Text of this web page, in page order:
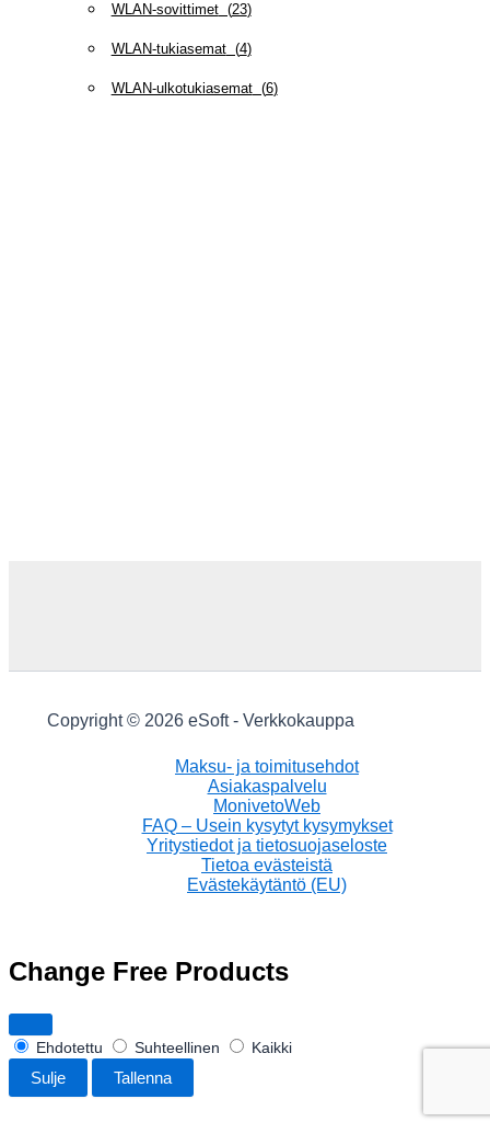
WLAN-sovittimet(23)
WLAN-tukiasemat(4)
WLAN-ulkotukiasemat(6)
Copyright © 2026 eSoft - Verkkokauppa
Maksu- ja toimitusehdot
Asiakaspalvelu
MonivetoWeb
FAQ – Usein kysytyt kysymykset
Yritystiedot ja tietosuojaseloste
Tietoa evästeistä
Evästekäytäntö (EU)
Change Free Products
Ehdotettu Suhteellinen Kaikki
Sulje Tallenna